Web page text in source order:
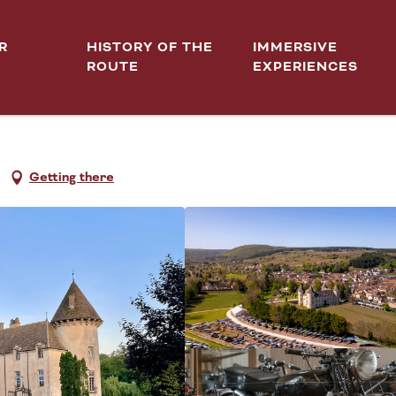
HISTORY OF THE
ROUTE
IMMERSIVE
EXPERIENCES
MUSÉE DE LA MOTO, DE
Getting there